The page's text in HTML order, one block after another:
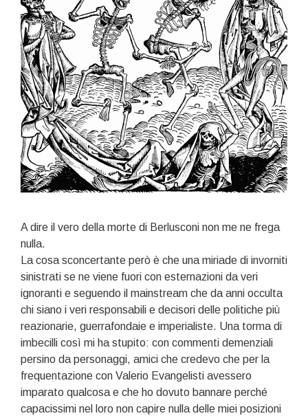
A dire il vero della morte di Berlusconi non me ne frega
nulla.
La cosa sconcertante però è che una miriade di invorniti
sinistrati se ne viene fuori con esternazioni da veri
ignoranti e seguendo il mainstream che da anni occulta
chi siano i veri responsabili e decisori delle politiche più
reazionarie, guerrafondaie e imperialiste. Una torma di
imbecilli così mi ha stupito: con commenti demenziali
persino da personaggi, amici che credevo che per la
frequentazione con Valerio Evangelisti avessero
imparato qualcosa e che ho dovuto bannare perché
capacissimi nel loro non capire nulla delle miei posizioni